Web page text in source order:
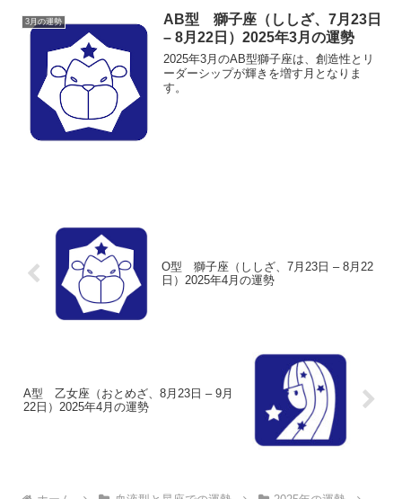
3月の運勢
AB型 獅子座（ししざ、7月23日
– 8月22日）2025年3月の運勢
2025年3月のAB型獅子座は、創造性とリ
ーダーシップが輝きを増す月となりま
す。
O型 獅子座（ししざ、7月23日 – 8月22
日）2025年4月の運勢
A型 乙女座（おとめざ、8月23日 – 9月
22日）2025年4月の運勢